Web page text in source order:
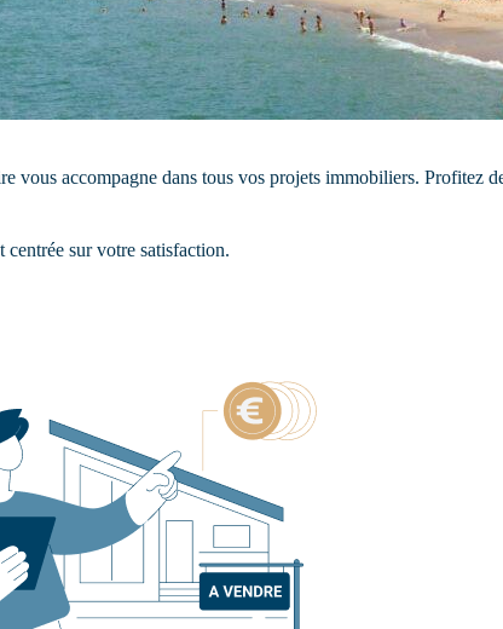
accompagne dans tous vos projets immobiliers. Profitez
sur votre satisfaction.